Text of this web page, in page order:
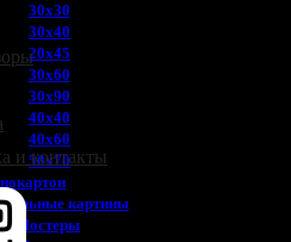
30х30
30х40
20х45
30х60
30х90
40х40
40х60
50х70
картины
и контакты